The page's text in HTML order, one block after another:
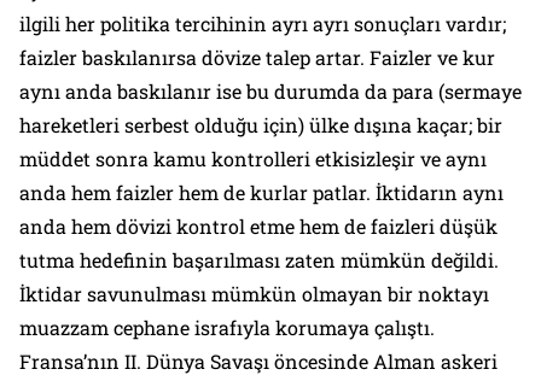
ilgili her politika tercihinin ayrı ayrı sonuçları vardır;
faizler baskılanırsa dövize talep artar. Faizler ve kur
aynı anda baskılanır ise bu durumda da para (sermaye
hareketleri serbest olduğu için) ülke dışına kaçar; bir
müddet sonra kamu kontrolleri etkisizleşir ve aynı
anda hem faizler hem de kurlar patlar. İktidarın aynı
anda hem dövizi kontrol etme hem de faizleri düşük
tutma hedefinin başarılması zaten mümkün değildi.
İktidar savunulması mümkün olmayan bir noktayı
muazzam cephane israfıyla korumaya çalıştı.
Fransa’nın II. Dünya Savaşı öncesinde Alman askeri